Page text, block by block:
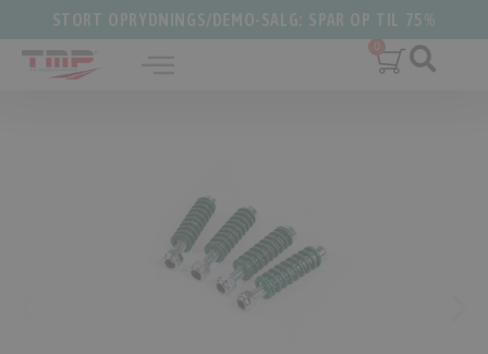
STORT OPRYDNINGS/DEMO-SALG: SPAR OP TIL 75%